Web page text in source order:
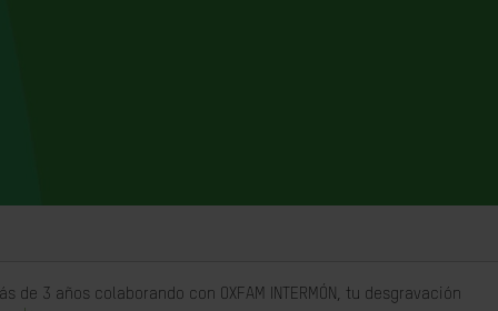
3 años colaborando con OXFAM INTERMÓN, tu desgravación